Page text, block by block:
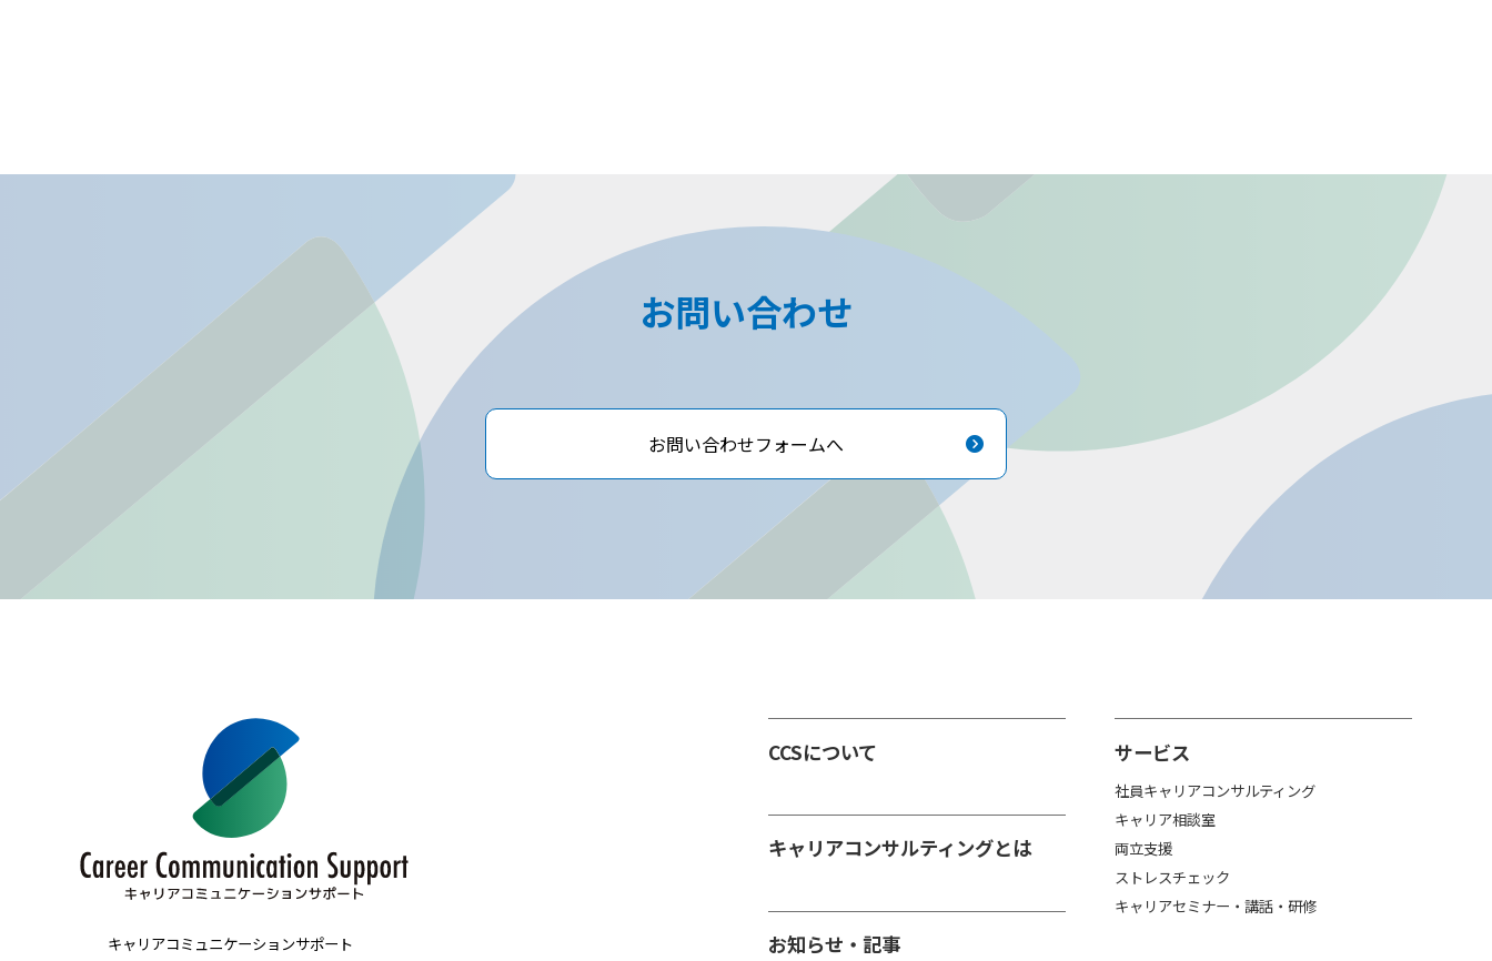
お問い合わせ
お問い合わせフォームへ
キャリアコミュニケーションサポート
CCSについて
キャリアコンサルティングとは
お知らせ・記事
サービス
社員キャリアコンサルティング
キャリア相談室
両立支援
ストレスチェック
キャリアセミナー・講話・研修